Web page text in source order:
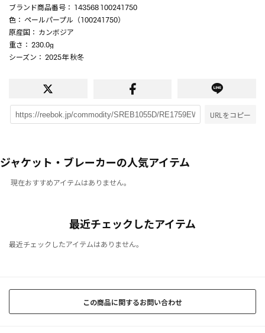
ブランド商品番号 ： 143568 100241750
色 ： ペールパープル（100241750）
原産国 ： カンボジア
重さ ： 230.0g
シーズン ： 2025年 秋冬
URLをコピー
ジャケット・ブレーカーの人気アイテム
現在おすすめアイテムはありません。
最近チェックしたアイテム
最近チェックしたアイテムはありません。
この商品に関するお問い合わせ